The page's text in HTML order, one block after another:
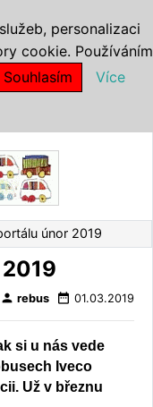
únor 2019
person rebus date_range 01.03.2019
si u nás vede
Iveco
Už v březnu
personalizaci
cookie. Používáním
Souhlasím
Více